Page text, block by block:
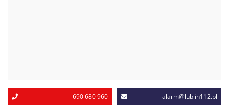
690 680 960 alarm@lublin112.pl